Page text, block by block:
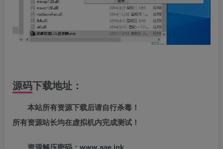
源码下载地址：
本站所有资源下载后请自行杀毒！
所有资源站长均在虚拟机内完成测试！